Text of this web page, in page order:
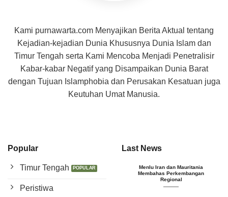
Kami purnawarta.com Menyajikan Berita Aktual tentang
Kejadian-kejadian Dunia Khususnya Dunia Islam dan
Timur Tengah serta Kami Mencoba Menjadi Penetralisir
Kabar-kabar Negatif yang Disampaikan Dunia Barat
dengan Tujuan Islamphobia dan Perusakan Kesatuan juga
Keutuhan Umat Manusia.
Popular
Timur Tengah
Peristiwa
Last News
Menlu Iran dan Mauritania
Membahas Perkembangan
Regional